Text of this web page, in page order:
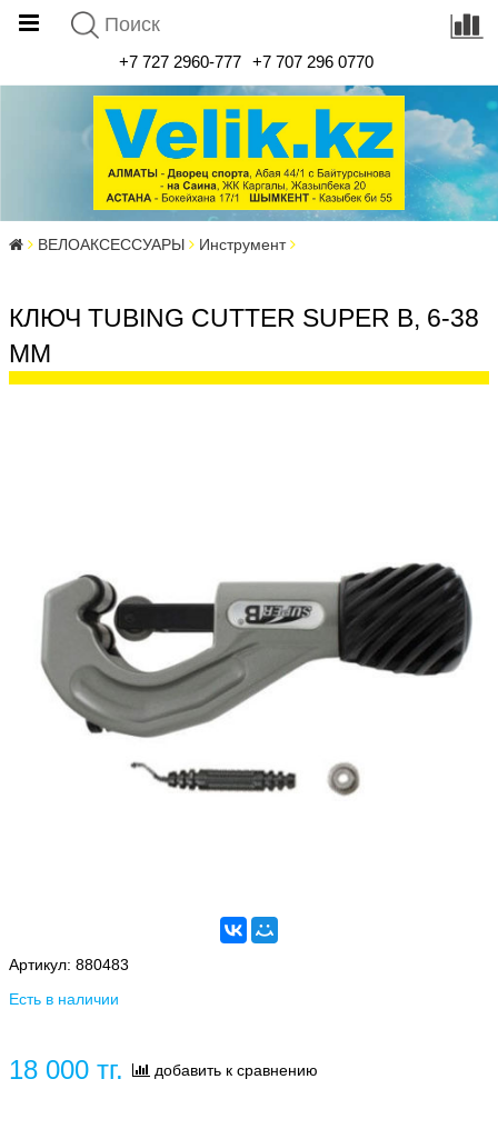
+7 727 2960-777 +7 707 296 0770
ВЕЛОАКСЕССУАРЫ Инструмент
КЛЮЧ TUBING CUTTER SUPER B, 6-38
MM
Артикул: 880483
Есть в наличии
18 000 тг. добавить к сравнению